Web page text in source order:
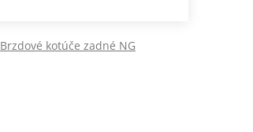
Brzdové kotúče zadné NG